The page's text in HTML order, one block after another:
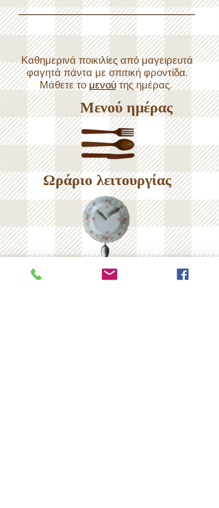
​Καθημερινά ποικιλίες από μαγειρευτά
φαγητά πάντα με σπιτική φροντίδα.
Μάθετε το μενού ​της ημέρας.
Μενού ημέρας
Ωράριο λειτουργίας
​Ελάτε να γευθείτε και να
απολαύσετε την ποικιλία και τη